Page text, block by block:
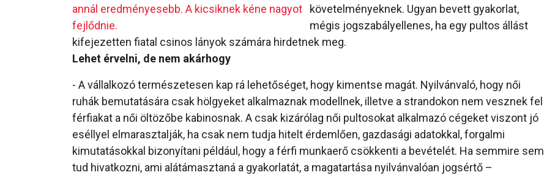
annál eredményesebb. A kicsiknek kéne nagyot
fejlődnie.
követelményeknek. Ugyan bevett gyakorlat,
mégis jogszabályellenes, ha egy pultos állást
kifejezetten fiatal csinos lányok számára hirdetnek meg.
Lehet érvelni, de nem akárhogy
- A vállalkozó természetesen kap rá lehetőséget, hogy kimentse magát. Nyilvánvaló, hogy női
ruhák bemutatására csak hölgyeket alkalmaznak modellnek, illetve a strandokon nem vesznek fel
férfiakat a női öltözőbe kabinosnak. A csak kizárólag női pultosokat alkalmazó cégeket viszont jó
eséllyel elmarasztalják, ha csak nem tudja hitelt érdemlően, gazdasági adatokkal, forgalmi
kimutatásokkal bizonyítani például, hogy a férfi munkaerő csökkenti a bevételét. Ha semmire sem
tud hivatkozni, ami alátámasztaná a gyakorlatát, a magatartása nyilvánvalóan jogsértő –